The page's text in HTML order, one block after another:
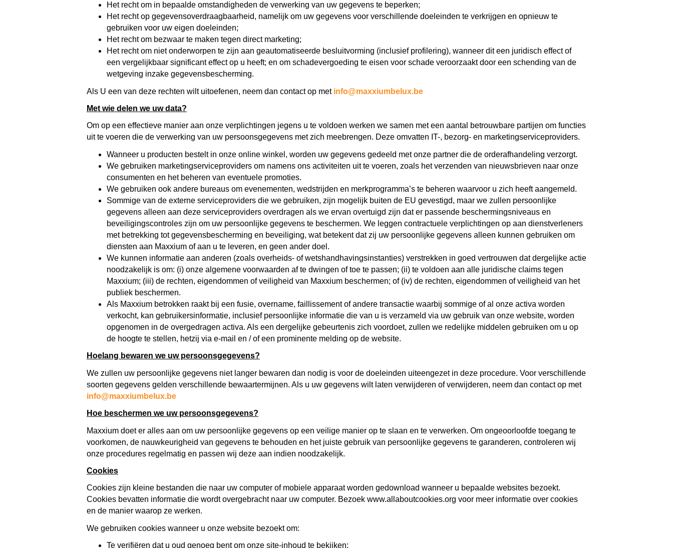
Het recht om in bepaalde omstandigheden de verwerking van uw gegevens te beperken;
Het recht op gegevensoverdraagbaarheid, namelijk om uw gegevens voor verschillende doeleinden te verkrijgen en opnieuw te
gebruiken voor uw eigen doeleinden;
Het recht om bezwaar te maken tegen direct marketing;
Het recht om niet onderworpen te zijn aan geautomatiseerde besluitvorming (inclusief profilering), wanneer dit een juridisch effect of
een vergelijkbaar significant effect op u heeft; en om schadevergoeding te eisen voor schade veroorzaakt door een schending van de
wetgeving inzake gegevensbescherming.
Als U een van deze rechten wilt uitoefenen, neem dan contact op met info@maxxiumbelux.be
Met wie delen we uw data?
Om op een effectieve manier aan onze verplichtingen jegens u te voldoen werken we samen met een aantal betrouwbare partijen om functies
uit te voeren die de verwerking van uw persoonsgegevens met zich meebrengen. Deze omvatten IT-, bezorg- en marketingserviceproviders.
Wanneer u producten bestelt in onze online winkel, worden uw gegevens gedeeld met onze partner die de orderafhandeling verzorgt.
We gebruiken marketingserviceproviders om namens ons activiteiten uit te voeren, zoals het verzenden van nieuwsbrieven naar onze
consumenten en het beheren van eventuele promoties.
We gebruiken ook andere bureaus om evenementen, wedstrijden en merkprogramma’s te beheren waarvoor u zich heeft aangemeld.
Sommige van de externe serviceproviders die we gebruiken, zijn mogelijk buiten de EU gevestigd, maar we zullen persoonlijke
gegevens alleen aan deze serviceproviders overdragen als we ervan overtuigd zijn dat er passende beschermingsniveaus en
beveiligingscontroles zijn om uw persoonlijke gegevens te beschermen. We leggen contractuele verplichtingen op aan dienstverleners
met betrekking tot gegevensbescherming en beveiliging, wat betekent dat zij uw persoonlijke gegevens alleen kunnen gebruiken om
diensten aan Maxxium of aan u te leveren, en geen ander doel.
We kunnen informatie aan anderen (zoals overheids- of wetshandhavingsinstanties) verstrekken in goed vertrouwen dat dergelijke actie
noodzakelijk is om: (i) onze algemene voorwaarden af ​​te dwingen of toe te passen; (ii) te voldoen aan alle juridische claims tegen
Maxxium; (iii) de rechten, eigendommen of veiligheid van Maxxium beschermen; of (iv) de rechten, eigendommen of veiligheid van het
publiek beschermen.
Als Maxxium betrokken raakt bij een fusie, overname, faillissement of andere transactie waarbij sommige of al onze activa worden
verkocht, kan gebruikersinformatie, inclusief persoonlijke informatie die van u is verzameld via uw gebruik van onze website, worden
opgenomen in de overgedragen activa. Als een dergelijke gebeurtenis zich voordoet, zullen we redelijke middelen gebruiken om u op
de hoogte te stellen, hetzij via e-mail en / of een prominente melding op de website.
Hoelang bewaren we uw persoonsgegevens?
We zullen uw persoonlijke gegevens niet langer bewaren dan nodig is voor de doeleinden uiteengezet in deze procedure. Voor verschillende
soorten gegevens gelden verschillende bewaartermijnen. Als u uw gegevens wilt laten verwijderen of verwijderen, neem dan contact op met
info@maxxiumbelux.be
Hoe beschermen we uw persoonsgegevens?
Maxxium doet er alles aan om uw persoonlijke gegevens op een veilige manier op te slaan en te verwerken. Om ongeoorloofde toegang te
voorkomen, de nauwkeurigheid van gegevens te behouden en het juiste gebruik van persoonlijke gegevens te garanderen, controleren wij
onze procedures regelmatig en passen wij deze aan indien noodzakelijk.
Cookies
Cookies zijn kleine bestanden die naar uw computer of mobiele apparaat worden gedownload wanneer u bepaalde websites bezoekt.
Cookies bevatten informatie die wordt overgebracht naar uw computer. Bezoek www.allaboutcookies.org voor meer informatie over cookies
en de manier waarop ze werken.
We gebruiken cookies wanneer u onze website bezoekt om:
Te verifiëren dat u oud genoeg bent om onze site-inhoud te bekijken;